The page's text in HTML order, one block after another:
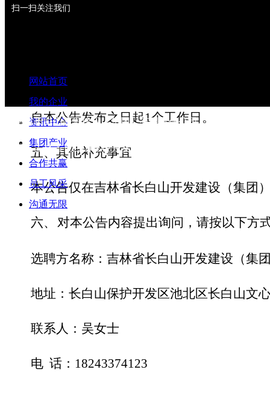
四、公告期限
自本公告发布之日 起1个工作日。
五、 其他补充事宜
本公告仅在吉林省长白山开发建设（集团
六、 对本公告内容提出询问，请按以下方
选聘方名称：吉林省长白山开发建设（集
地址：长白山保护开发区池北区长白山文
联系人：吴女士
电 话： 18243374123
扫一扫关注我们
网站首页
我的企业
资讯中心
集团产业
合作共赢
员工风采
沟通无限
吉林省长白山开发建设（集团）有限责任公司
地址：吉林省长白山保护开发区管理委员会池北区